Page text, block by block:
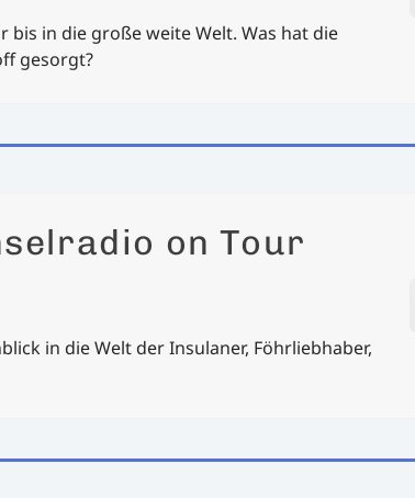
bis in die große weite Welt. Was hat die
gesorgt?
on Tour
in die Welt der Insulaner, Föhrliebhaber,